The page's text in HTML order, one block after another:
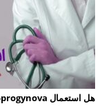
هل استعمال cyclo-progynova يمنع الحمل؟